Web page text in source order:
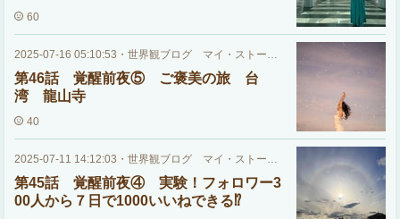
60
2025-07-16 05:10:53 ・ 世界観ブログ マイ・ストーリー
第46話 覚醒前夜⑤ ご褒美の旅 台
湾 龍山寺
40
2025-07-11 14:12:03 ・ 世界観ブログ マイ・ストーリー
第45話 覚醒前夜④ 実験！フォロワー3
00人から７日で1000いいねできる⁉